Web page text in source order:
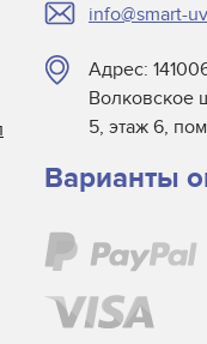
info@smart-
Адрес:
Волковское
5, этаж 6,
Варианты